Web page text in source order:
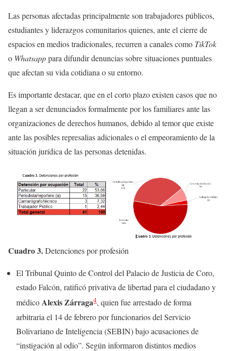
Las personas afectadas principalmente son trabajadores públicos,
estudiantes y liderazgos comunitarios quienes, ante el cierre de
espacios en medios tradicionales, recurren a canales como TikTok
o Whatsapppara difundir denuncias sobre situaciones puntuales
que afectan su vida cotidiana o su entorno.
Es importante destacar, que en el corto plazo existen casos que no
llegan a ser denunciados formalmente por los familiares ante las
organizaciones de derechos humanos, debido al temor que existe
ante las posibles represalias adicionales o el empeoramiento de la
situación jurídica de las personas detenidas.
Cuadro 3.Detenciones por profesión
El Tribunal Quinto de Control del Palacio de Justicia de Coro,
estado Falcón, ratificó privativa de libertad para el ciudadano y
médicoAlexis Zárraga4, quien fue arrestado de forma
arbitraria el 14 de febrero por funcionarios del Servicio
Bolivariano de Inteligencia (SEBIN) bajo acusaciones de
“instigación al odio”. Según informaron distintos medios